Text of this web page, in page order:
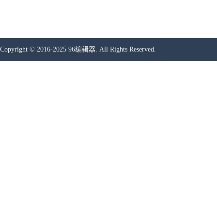
Copyright © 2016-2025 96编辑器. All Rights Reserved.